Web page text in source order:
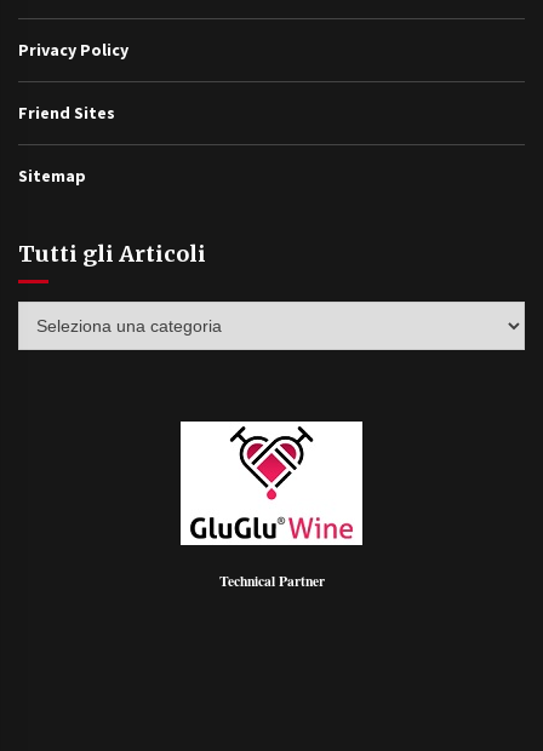
Privacy Policy
Friend Sites
Sitemap
Tutti gli Articoli
Technical Partner